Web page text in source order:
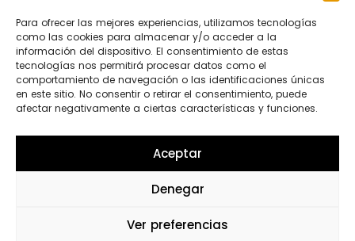
Para ofrecer las mejores experiencias, utilizamos tecnologías
como las cookies para almacenar y/o acceder a la
información del dispositivo. El consentimiento de estas
tecnologías nos permitirá procesar datos como el
comportamiento de navegación o las identificaciones únicas
en este sitio. No consentir o retirar el consentimiento, puede
afectar negativamente a ciertas características y funciones.
Aceptar
Denegar
Ver preferencias